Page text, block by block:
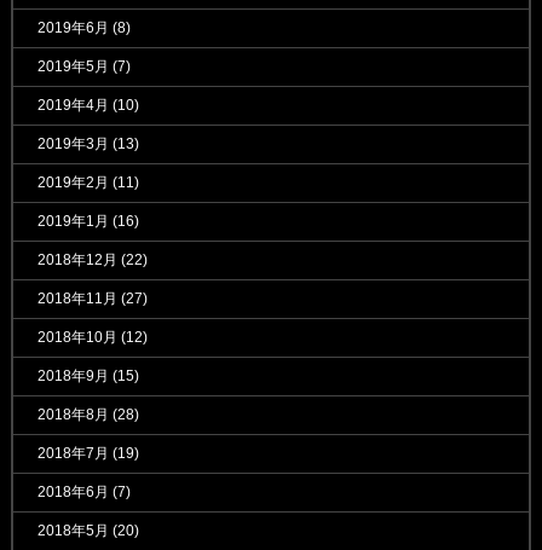
2019年6月 (8)
2019年5月 (7)
2019年4月 (10)
2019年3月 (13)
2019年2月 (11)
2019年1月 (16)
2018年12月 (22)
2018年11月 (27)
2018年10月 (12)
2018年9月 (15)
2018年8月 (28)
2018年7月 (19)
2018年6月 (7)
2018年5月 (20)